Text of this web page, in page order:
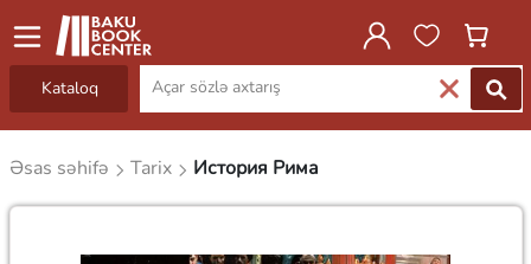
Kataloq
Əsas səhifə Tarix История Рима